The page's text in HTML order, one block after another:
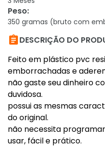
Peso:
350 gramas (bruto com
DESCRIÇÃO DO
Feito em plástico pvc
emborrachadas e
não gaste seu dinheiro
duvidosa.
possui as mesmas
do original.
não necessita
usar, fácil e prático.